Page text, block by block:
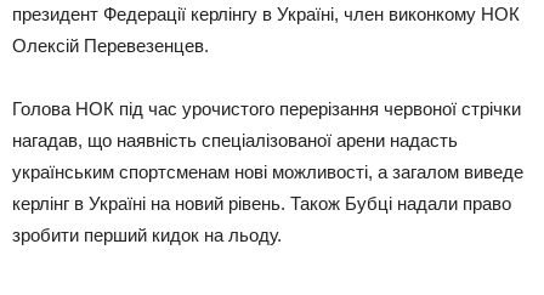
президент Федерації керлінгу в Україні, член виконкому НОК
Олексій Перевезенцев.
Голова НОК під час урочистого перерізання червоної стрічки
нагадав, що наявність спеціалізованої арени надасть
українським спортсменам нові можливості, а загалом виведе
керлінг в Україні на новий рівень. Також Бубці надали право
зробити перший кидок на льоду.